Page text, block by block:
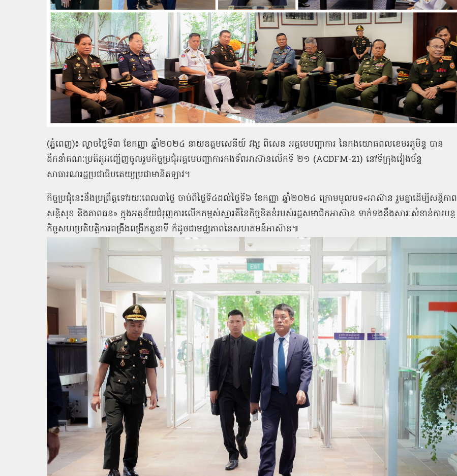
(ភ្នំពេញ)៖ ល្ងាចថ្ងៃទី៣ ខែកញ្ញា ឆ្នាំ២០២៤ នាយឧត្តមសេនីយ៍ វង្ស ពិសេន អគ្គមេបញ្ជាការ នៃកងយោធពលខេមរភូមិន្ទ បាន
ដឹកនាំគណៈប្រតិភូអញ្ជើញចូលរួមកិច្ចប្រជុំអគ្គមេបញ្ជាការកងទ័ពអាស៊ានលើកទី ២១ (ACDFM-21) នៅទីក្រុងវៀងច័ន្ទ
សាធារណរដ្ឋប្រជាធិបតេយ្យប្រជាមានិតឡាវ។
កិច្ចប្រជុំនេះនឹងប្រព្រឹត្តទៅរយៈពេល៣ថ្ងៃ ចាប់ពីថ្ងៃទី៤ដល់ថ្ងៃទី៦ ខែកញ្ញា ឆ្នាំ២០២៤ ក្រោមមូលបទ«អាស៊ាន រួមគ្នាដើម្បីសន្តិភាព
សន្តិសុខ និងភាពធន» ក្នុងអត្ថន័យជំរុញការលើកកម្ពស់ស្មារតីនៃកិច្ចខិតខំរបស់រដ្ឋសមាជិកអាស៊ាន ទាក់ទងនឹងសារៈសំខាន់ការបន្ត
កិច្ចសហប្រតិបត្តិការពង្រឹងពង្រីកតួនាទី ក៏ដូចជាមជ្ឈភាពនៃសហគមន៍អាស៊ាន៕